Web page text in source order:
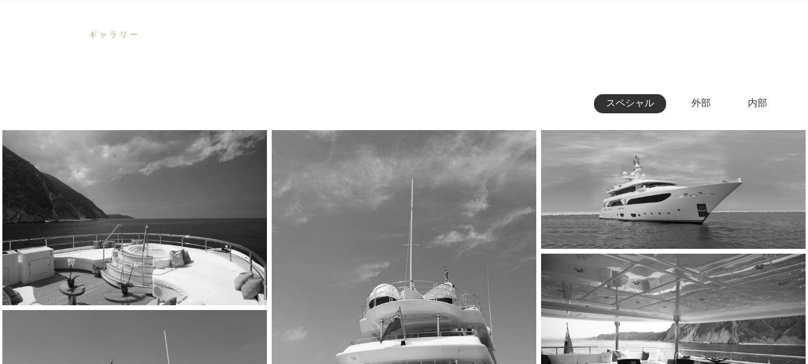
ギャラリー
スペシャル 外部 内部